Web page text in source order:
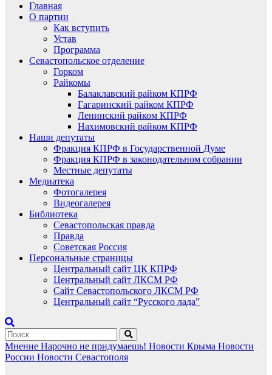
Главная
О партии
Как вступить
Устав
Программа
Севастопольское отделение
Горком
Райкомы
Балаклавский райком КПРФ
Гагаринский райком КПРФ
Ленинский райком КПРФ
Нахимовский райком КПРФ
Наши депутаты
Фракция КПРФ в Государственной Думе
Фракция КПРФ в законодательном собрании
Местные депутаты
Медиатека
Фотогалерея
Видеогалерея
Библиотека
Севастопольская правда
Правда
Советская Россия
Персональные страницы
Центральный сайт ЦК КПРФ
Центральный сайт ЛКСМ РФ
Сайт Севастопольского ЛКСМ РФ
Центральный сайт “Русского лада”
Мнение Нарочно не придумаешь! Новости Крыма Новости
России Новости Севастополя